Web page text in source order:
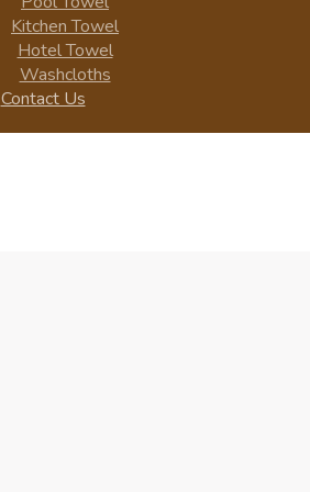
Kitchen Towel
Hotel Towel
Washcloths
Contact Us